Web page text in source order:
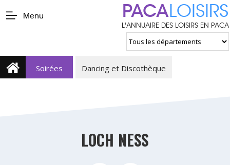
Menu PACALOISIRS
L'ANNUAIRE DES LOISIRS EN PACA
Soirées Dancing et Discothèque
LOCH NESS